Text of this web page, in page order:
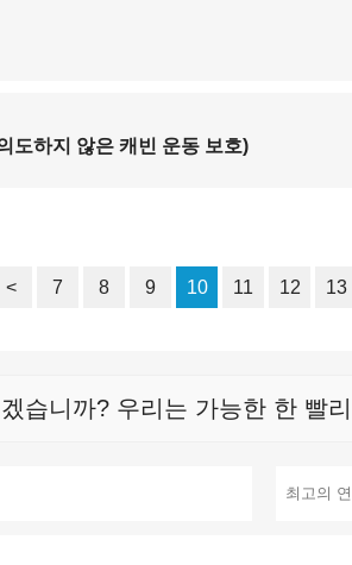
도하지 않은 캐빈 운동 보호)
< 7 8 9 10 11 12 13
습니까? 우리는 가능한 한 빨